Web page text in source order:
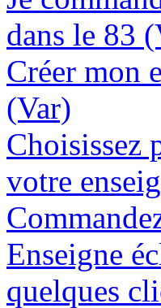
dans le 83
Créer mon
(Var)
Choisissez
votre
Enseigne
quelques